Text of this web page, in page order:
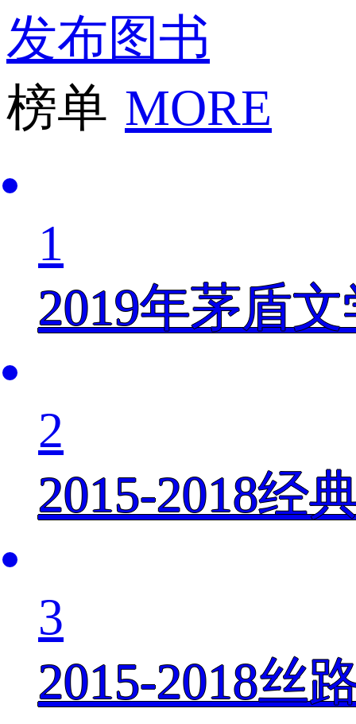
发布图书
榜单 MORE
1
2019年茅盾
2
2015-2018经
3
2015-2018丝